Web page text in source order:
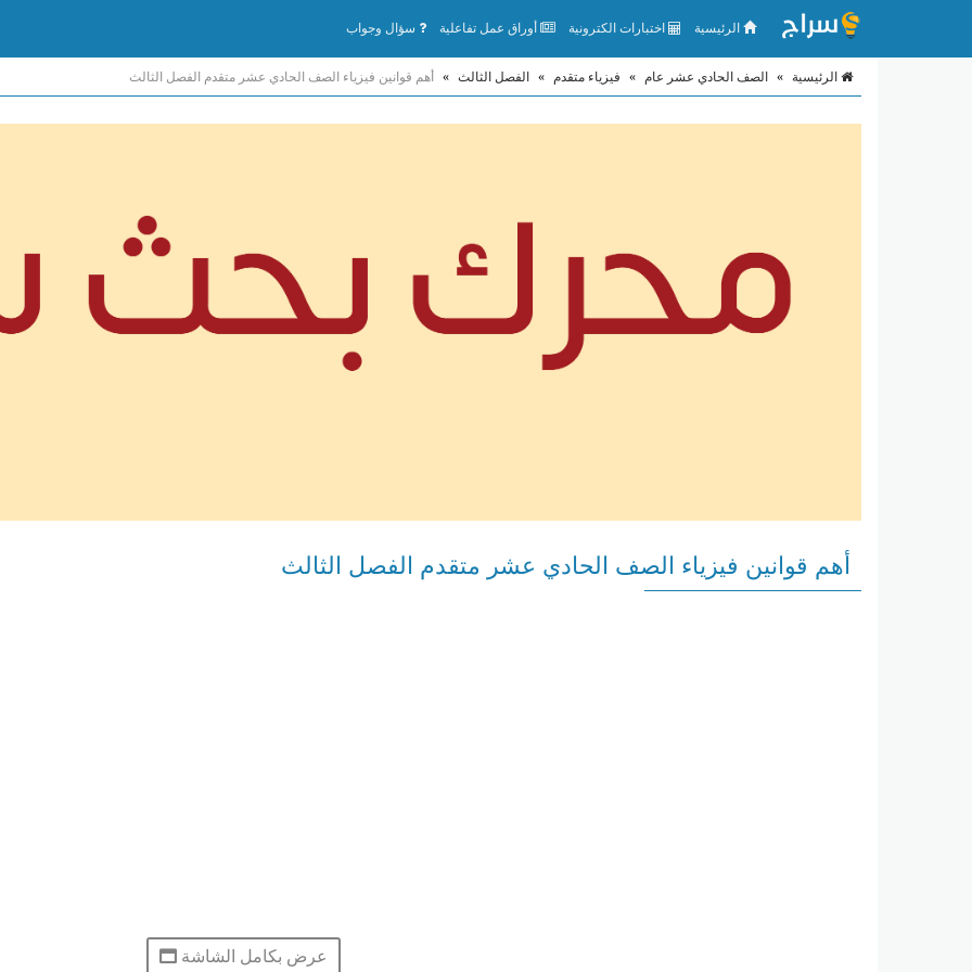
الرئيسية اختبارات الكترونية أوراق عمل تفاعلية سؤال وجواب
الرئيسية » الصف الحادي عشر عام » فيزياء متقدم » الفصل الثالث » أهم قوانين فيزياء الصف الحادي عشر متقدم الفصل الثالث
أهم قوانين فيزياء الصف الحادي عشر متقدم الفصل الثالث
عرض بكامل الشاشة